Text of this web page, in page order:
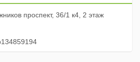
проспект, 36/1 к4, 2 этаж